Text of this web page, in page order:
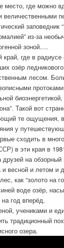
место, где можно
величественными
заповедник
из-за
зоной….
край, где в
озёр
лесом.
Такой вот
те ощущения,
у
сходить в
в эти края в
на
и весной и летом и
как “золото на
воде озёр,
год вперёд.
учениками и
традиционный
озера.